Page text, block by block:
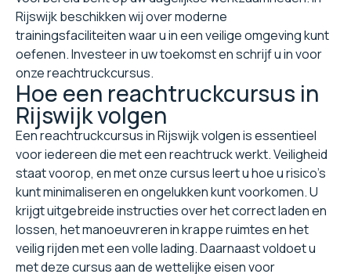
Rijswijk beschikken wij over moderne
trainingsfaciliteiten waar u in een veilige omgeving kunt
oefenen. Investeer in uw toekomst en schrijf u in voor
onze reachtruckcursus.
Hoe een reachtruckcursus in
Rijswijk volgen
Een reachtruckcursus in Rijswijk volgen is essentieel
voor iedereen die met een reachtruck werkt. Veiligheid
staat voorop, en met onze cursus leert u hoe u risico's
kunt minimaliseren en ongelukken kunt voorkomen. U
krijgt uitgebreide instructies over het correct laden en
lossen, het manoeuvreren in krappe ruimtes en het
veilig rijden met een volle lading. Daarnaast voldoet u
met deze cursus aan de wettelijke eisen voor